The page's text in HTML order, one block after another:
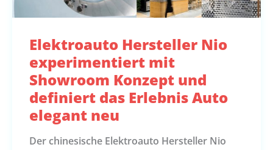
Elektroauto Hersteller Nio
experimentiert mit
Showroom Konzept und
definiert das Erlebnis Auto
elegant neu
Der chinesische Elektroauto Hersteller Nio